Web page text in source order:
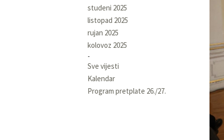
studeni 2025
listopad 2025
rujan 2025
kolovoz 2025
Sve vijesti
Kalendar
Program pretplate 26./27.